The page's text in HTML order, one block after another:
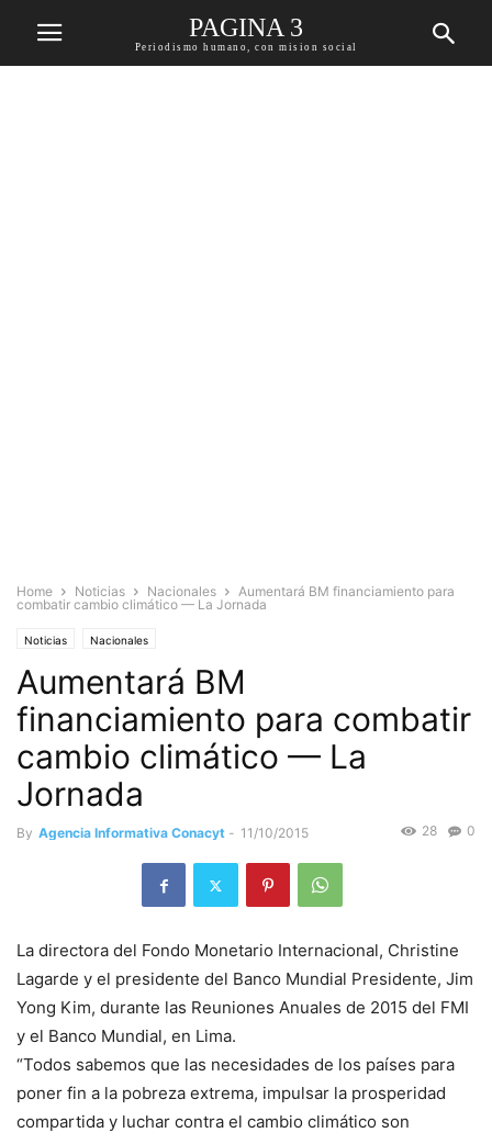
PAGINA 3
Periodismo humano, con mision social
Home Noticias Nacionales
Aumentará BM financiamiento para
combatir cambio climático — La Jornada
Noticias Nacionales
Aumentará BM
financiamiento para combatir
cambio climático — La
Jornada
By Agencia Informativa Conacyt - 11/10/2015 0
28
La directora del Fondo Monetario Internacional, Christine
Lagarde y el presidente del Banco Mundial Presidente, Jim
Yong Kim, durante las Reuniones Anuales de 2015 del FMI
y el Banco Mundial, en Lima.
“Todos sabemos que las necesidades de los países para
poner fin a la pobreza extrema, impulsar la prosperidad
compartida y luchar contra el cambio climático son